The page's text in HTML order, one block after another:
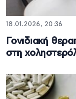
18.01.2026, 20:36
Γονιδιακή
στη